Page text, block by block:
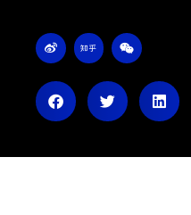
W
e
i
Z
h
i
u
W
e
i
i
n